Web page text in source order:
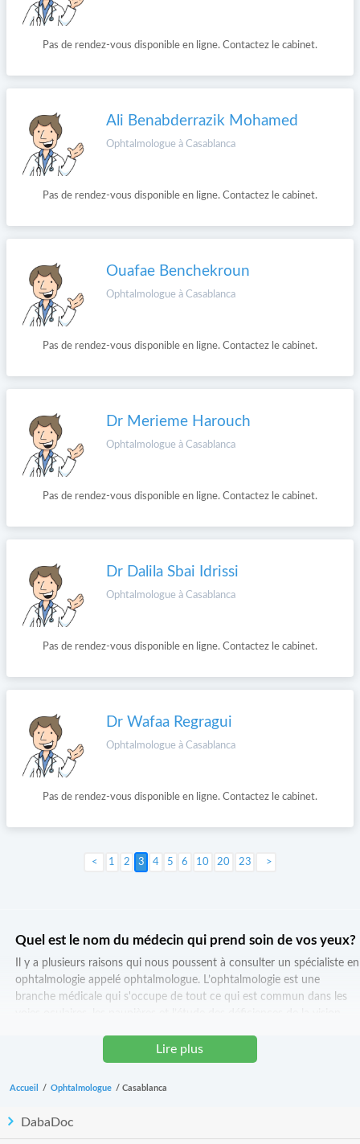
Pas de rendez-vous disponible en ligne. Contactez le cabinet.
Ali Benabderrazik Mohamed
Ophtalmologue à Casablanca
Pas de rendez-vous disponible en ligne. Contactez le cabinet.
Ouafae Benchekroun
Ophtalmologue à Casablanca
Pas de rendez-vous disponible en ligne. Contactez le cabinet.
Dr Merieme Harouch
Ophtalmologue à Casablanca
Pas de rendez-vous disponible en ligne. Contactez le cabinet.
Dr Dalila Sbai Idrissi
Ophtalmologue à Casablanca
Pas de rendez-vous disponible en ligne. Contactez le cabinet.
Dr Wafaa Regragui
Ophtalmologue à Casablanca
Pas de rendez-vous disponible en ligne. Contactez le cabinet.
1 2 3 4 5 6 10 20 23 Suivant >
Quel est le nom du médecin qui prend soin de vos yeux?
Il y a plusieurs raisons qui nous poussent à consulter un spécialiste en
ophtalmologie appelé ophtalmologue. L’ophtalmologie est une
branche médicale qui s'occupe de tout ce qui est commun dans les
affections de l’œil et la correction des défauts de la vision.
ophtalmologue?
Il n'y a pas de différence entre un ophtalmologiste et un
Lire plus
Accueil / Ophtalmologue / Casablanca
DabaDoc